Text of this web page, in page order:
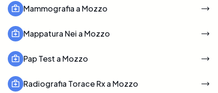
Mammografia a Mozzo
Mappatura Nei a Mozzo
Pap Test a Mozzo
Radiografia Torace Rx a Mozzo